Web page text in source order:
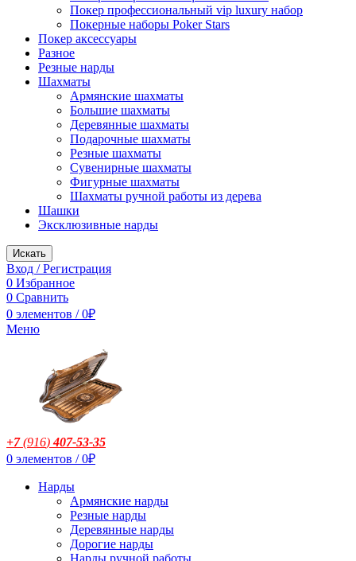
Покер профессиональный vip luxury набор
Покерные наборы Poker Stars
Покер аксессуары
Разное
Резные нарды
Шахматы
Армянские шахматы
Большие шахматы
Деревянные шахматы
Подарочные шахматы
Резные шахматы
Сувенирные шахматы
Фигурные шахматы
Шахматы ручной работы из дерева
Шашки
Эксклюзивные нарды
Искать
Вход / Регистрация
0 Избранное
0 Сравнить
0 элементов / 0₽
Меню
+7(916)407-53-35
0 элементов / 0₽
Нарды
Армянские нарды
Резные нарды
Деревянные нарды
Дорогие нарды
Нарды ручной работы